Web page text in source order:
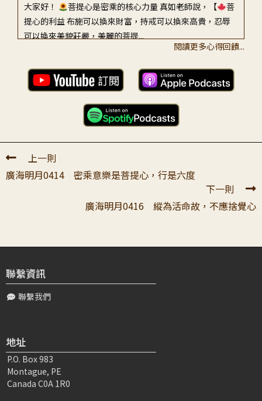
大家好！ 菩提心是密乘的核心力量 真如老師說，【
菩
提心的利益 布施可以換來財富，持戒可以換來高貴，忍辱
可以換來美貌莊嚴，美麗的菩提...
林〇〇2022-03-29 04:25:41
至誠頂禮老師： 感謝師長在宗大師的「設作是云」這段重
林〇〇2022-03-29 20:37:03
親愛的大寶恩師： 您再再地提醒發菩提心，弟子很想依您
的教導去練習體會發心的那種開闊與真實感，但即使想到自
林〇〇
牢記住，師父說的...
許〇〇2022-03-27 01:34:38
親愛的上師您好： 感恩您持續用心為我們開示全廣，全廣
閱讀更多心得回饋...
上一則
廣海明月0414 密乘意樂是菩提心，行是六度
下一則
廣海明月0416 縱為活命故，不應捨覺心
聯繫資訊
聯繫我們
地址
P.O. Box 983
Montague, PE
Canada C0A 1R0